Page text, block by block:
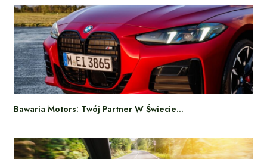
Bawaria Motors: Twój Partner W Świecie…